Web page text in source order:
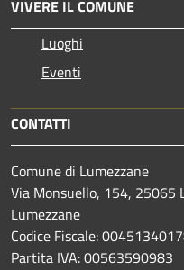
VIVERE IL COMUNE
Luoghi
Eventi
CONTATTI
Comune di Lumezzane
Via Monsuello, 154, 25065
Lumezzane
Codice Fiscale:
Partita IVA: 00563590983